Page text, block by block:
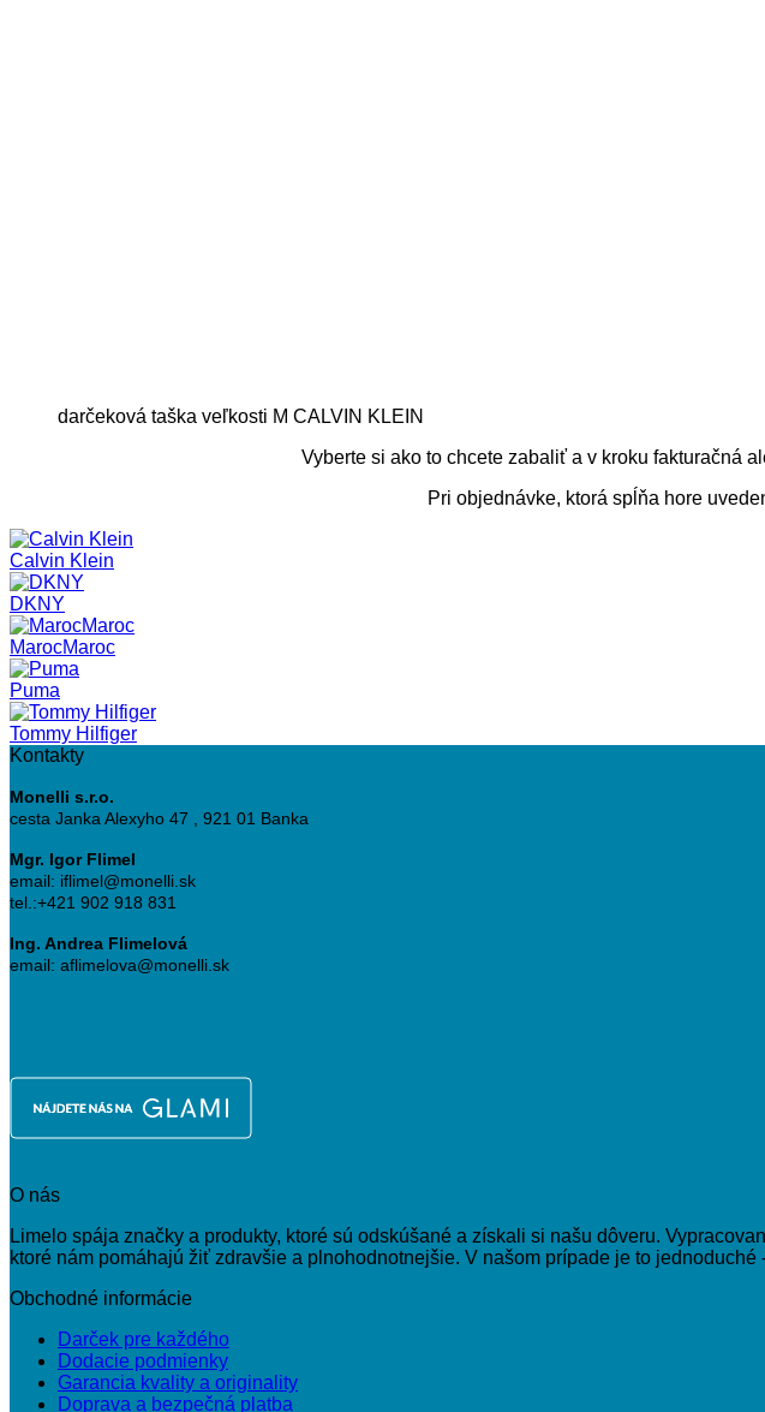
darčeková taška veľkosti M CALVIN KLEIN
Vyberte si ako to chcete zabaliť a v kroku fakturačná
Pri objednávke, ktorá spĺňa hore
Calvin Klein
DKNY
MarocMaroc
Puma
Tommy Hilfiger
Kontakty
Monelli s.r.o.
cesta Janka Alexyho 47 , 921 01 Banka
Mgr. Igor Flimel
email: iflimel@monelli.sk
tel.:+421 902 918 831
Ing. Andrea Flimelová
email: aflimelova@monelli.sk
O nás
Limelo spája značky a produkty, ktoré sú odskúšané a získali si našu dôveru.
ktoré nám pomáhajú žiť zdravšie a plnohodnotnejšie. V našom prípade je to jednoduché
Obchodné informácie
Darček pre každého
Dodacie podmienky
Garancia kvality a originality
Doprava a bezpečná platba